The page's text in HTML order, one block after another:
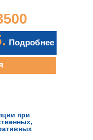
Подробнее
при